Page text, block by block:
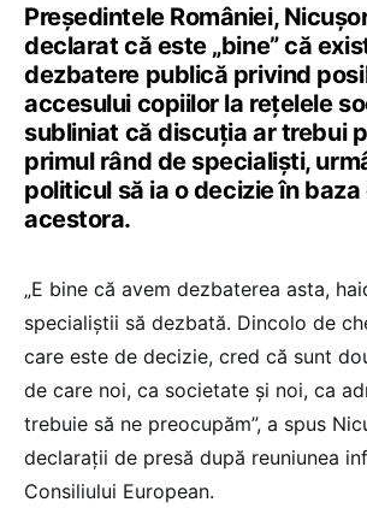
Președintele României,
declarat că este „bine” că
dezbatere publică privind
accesului copiilor la rețelele
subliniat că discuția ar trebui
primul rând de specialiști,
politicul să ia o decizie în
acestora.
„E bine că avem dezbaterea asta,
specialiştii să dezbată. Dincolo de
care este de decizie, cred că sunt
de care noi, ca societate şi noi, ca
trebuie să ne preocupăm”, a spus
declarații de presă după reuniunea
Consiliului European.